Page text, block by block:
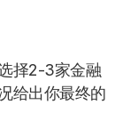
择2-3家金融
给出你最终的